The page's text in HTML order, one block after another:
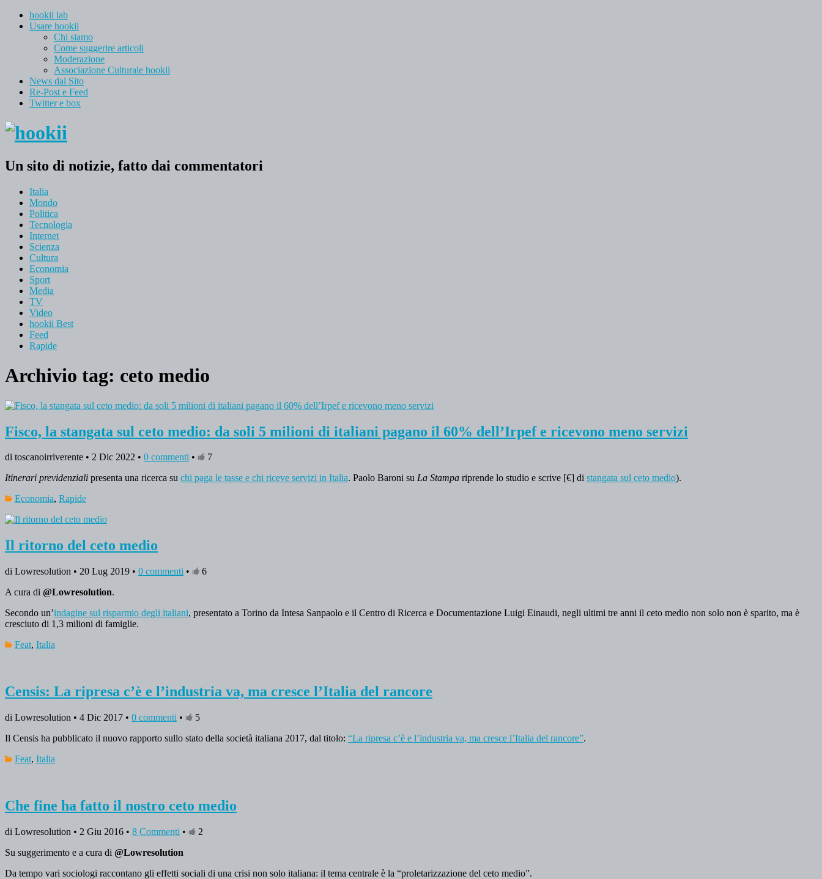
hookii lab
Usare hookii
Chi siamo
Come suggerire articoli
Moderazione
Associazione Culturale hookii
News dal Sito
Re-Post e Feed
Twitter e box
Un sito di notizie, fatto dai commentatori
Italia
Mondo
Politica
Tecnologia
Internet
Scienza
Cultura
Economia
Sport
Media
TV
Video
hookii Best
Feed
Rapide
Archivio tag: ceto medio
Fisco, la stangata sul ceto medio: da soli 5 milioni di italiani pagano il 60% dell’Irpef e ricevono meno servizi
di toscanoirriverente • 2 Dic 2022 • 0 commenti •
7
Itinerari previdenziali presenta una ricerca su chi paga le tasse e chi riceve servizi in Italia. Paolo Baroni su La Stampa riprende lo studio e scrive [€] di stangata sul ceto medio).
Economia, Rapide
Il ritorno del ceto medio
di Lowresolution • 20 Lug 2019 • 0 commenti •
6
A cura di @Lowresolution.
Secondo un’indagine sul risparmio degli italiani, presentato a Torino da Intesa Sanpaolo e il Centro di Ricerca e Documentazione Luigi Einaudi, negli ultimi tre anni il ceto medio non solo non è sparito, ma è
cresciuto di 1,3 milioni di famiglie.
Feat, Italia
Censis: La ripresa c’è e l’industria va, ma cresce l’Italia del rancore
di Lowresolution • 4 Dic 2017 • 0 commenti •
5
Il Censis ha pubblicato il nuovo rapporto sullo stato della società italiana 2017, dal titolo: “La ripresa c’è e l’industria va, ma cresce l’Italia del rancore”.
Feat, Italia
Che fine ha fatto il nostro ceto medio
di Lowresolution • 2 Giu 2016 • 8 Commenti •
2
Su suggerimento e a cura di @Lowresolution
Da tempo vari sociologi raccontano gli effetti sociali di una crisi non solo italiana: il tema centrale è la “proletarizzazione del ceto medio”.